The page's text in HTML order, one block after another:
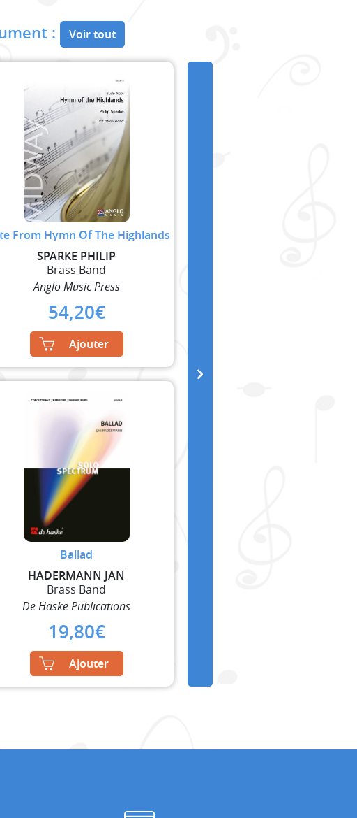
: Voir tout
From Hymn Of The Highlands
SPARKE PHILIP
Brass Band
Anglo Music Press
54,20€
Ajouter
Ballad
HADERMANN JAN
Brass Band
De Haske Publications
19,80€
Ajouter